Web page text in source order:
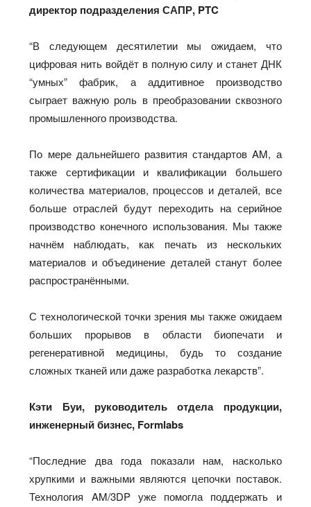
директор подразделения САПР, PTC
“В следующем десятилетии мы ожидаем, что
цифровая нить войдёт в полную силу и станет ДНК
“умных” фабрик, а аддитивное производство
сыграет важную роль в преобразовании сквозного
промышленного производства.
По мере дальнейшего развития стандартов AM, а
также сертификации и квалификации большего
количества материалов, процессов и деталей, все
больше отраслей будут переходить на серийное
производство конечного использования. Мы также
начнём наблюдать, как печать из нескольких
материалов и объединение деталей станут более
распространёнными.
С технологической точки зрения мы также ожидаем
больших прорывов в области биопечати и
регенеративной медицины, будь то создание
сложных тканей или даже разработка лекарств”.
Кэти Буи, руководитель отдела продукции,
инженерный бизнес, Formlabs
“Последние два года показали нам, насколько
хрупкими и важными являются цепочки поставок.
Технология AM/3DP уже помогла поддержать и